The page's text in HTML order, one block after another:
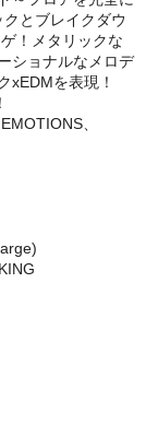
とブレイクダウ
！メタリックな
ショナルなメロデ
xEDMを表現！
、